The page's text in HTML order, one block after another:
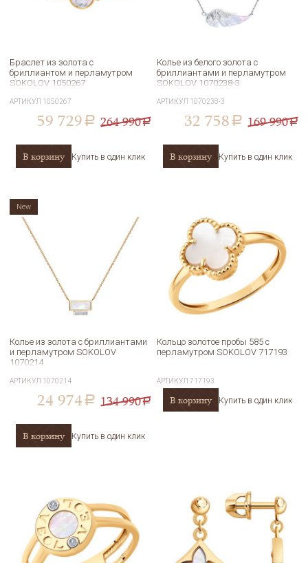
Браслет из золота с
бриллиантом и перламутром
SOKOLOV 1050267
АРТИКУЛ 1050267
59 729 a 264 990a
В корзину Купить в один клик
Колье из белого золота с
бриллиантами и перламутром
SOKOLOV 1070238-3
АРТИКУЛ 1070238-3
32 758 a 169 990a
В корзину Купить в один клик
Колье из золота с бриллиантами
и перламутром SOKOLOV
1070214
АРТИКУЛ 1070214
24 974 a 134 990a
В корзину Купить в один клик
New
Кольцо золотое пробы 585 с
перламутром SOKOLOV 717193
АРТИКУЛ 717193
В корзину Купить в один клик